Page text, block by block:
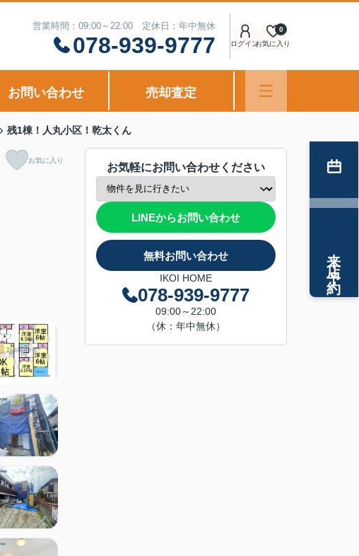
営業時間：09:00～22:00 定休日：年中無休
078-939-9777 ログインお気に入り
0
お問い合わせ 売却査定
残1棟！人丸小区！乾太くん
お気に入り
お気軽にお問い合わせください
LINEからお問い合わせ
無料お問い合わせ
IKOI HOME
078-939-9777
09:00～22:00
（休：年中無休）
来店予約